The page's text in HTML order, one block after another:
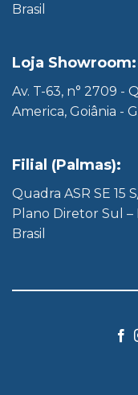
Brasil
Loja Showroom:
Av. T-63, n° 2709 -
America, Goiânia -
Filial (Palmas):
Quadra ASR SE 15
Plano Diretor Sul –
Brasil